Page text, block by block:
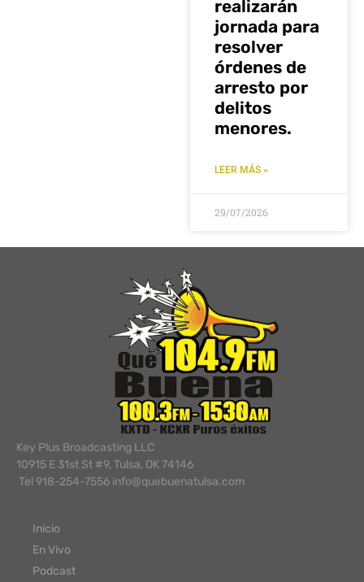
realizarán
jornada para
resolver
órdenes de
arresto por
delitos
menores.
LEER MÁS »
29/07/2026
Key Plus Broadcasting LLC
10915 E 31st St #9, Tulsa, OK 74146
Tel 918-254-7556 info@quebuenatulsa.com
Inicio
En Vivo
Podcast